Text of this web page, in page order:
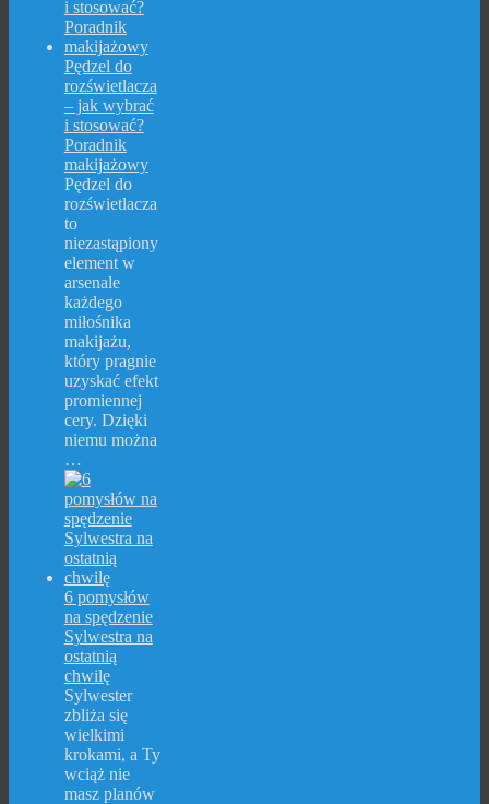
Pędzel do
rozświetlacza
– jak wybrać
i stosować?
Poradnik
makijażowy
Pędzel do
rozświetlacza
to
niezastąpiony
element w
arsenale
każdego
miłośnika
makijażu,
który pragnie
uzyskać efekt
promiennej
cery. Dzięki
niemu można
…
6 pomysłów
na spędzenie
Sylwestra na
ostatnią
chwilę
Sylwester
zbliża się
wielkimi
krokami, a Ty
wciąż nie
masz planów